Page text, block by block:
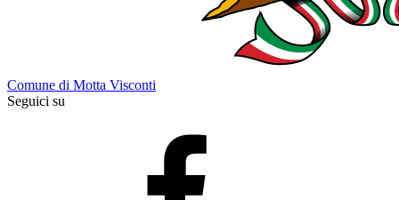
Comune di Motta Visconti
Seguici su